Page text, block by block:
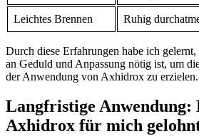
Leichtes Brennen Ruhig
Durch diese ​Erfahrungen habe ich gelernt,
an Geduld‌ und Anpassung nötig ist, um
der Anwendung von Axhidrox zu erzielen.
Langfristige Anwendung:
⁤Axhidrox für mich